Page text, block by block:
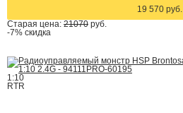
19 570 руб.
Старая цена: 21070 руб.
-7% скидка
1:10
RTR